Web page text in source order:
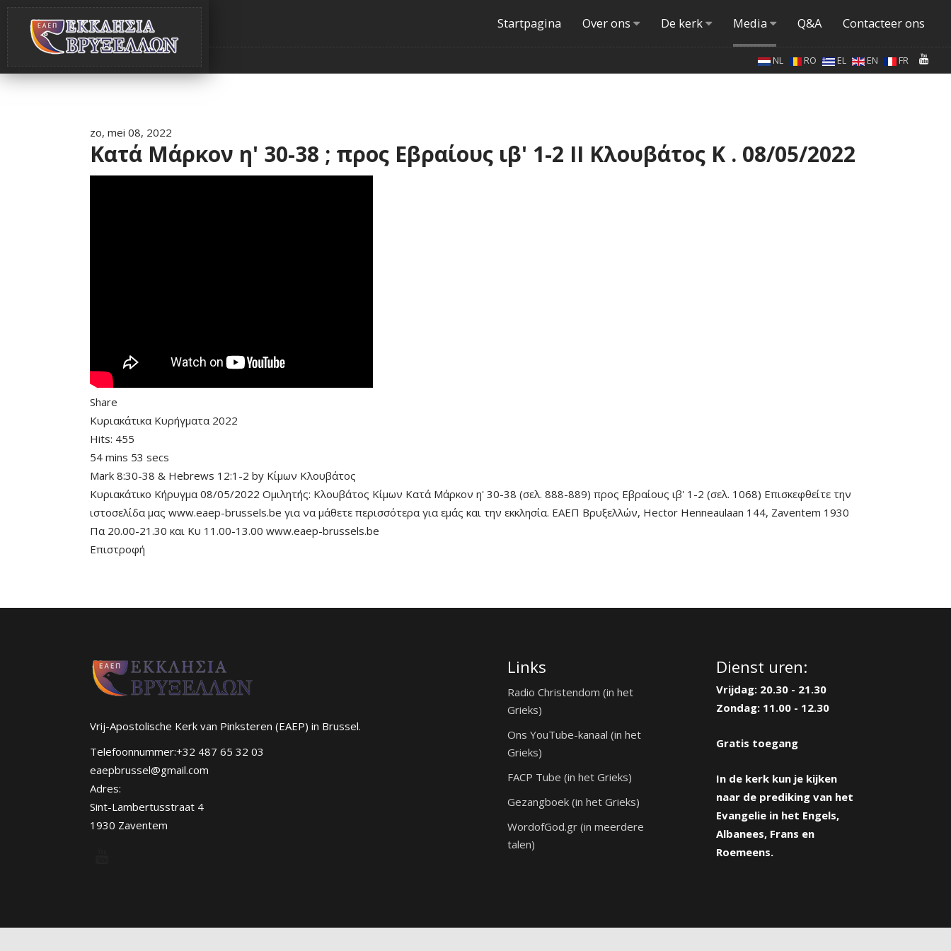
Startpagina Over ons De kerk Media Q&A Contacteer ons
NL RO EL EN FR
zo, mei 08, 2022
Κατά Μάρκον η' 30-38 ; προς Εβραίους ιβ' 1-2 ΙΙ Κλουβάτος Κ . 08/05/2022
Share
Κυριακάτικα Κυρήγματα 2022
Hits: 455
54 mins 53 secs
Mark 8:30-38 & Hebrews 12:1-2 by Κίμων Κλουβάτος
Κυριακάτικο Κήρυγμα 08/05/2022 Ομιλητής: Κλουβάτος Κίμων Κατά Μάρκον η' 30-38 (σελ. 888-889) προς Εβραίους ιβ' 1-2 (σελ. 1068) Επισκεφθείτε την
ιστοσελίδα μας www.eaep-brussels.be για να μάθετε περισσότερα για εμάς και την εκκλησία. ΕΑΕΠ Βρυξελλών, Hector Henneaulaan 144, Zaventem 1930
Πα 20.00-21.30 και Κυ 11.00-13.00 www.eaep-brussels.be
Επιστροφή
Vrij-Apostolische Kerk van Pinksteren (EAEP) in Brussel.
Telefoonnummer:+32 487 65 32 03
eaepbrussel@gmail.com
Adres:
Sint-Lambertusstraat 4
1930 Zaventem
Links
Radio Christendom (in het
Grieks)
Ons YouTube-kanaal (in het
Grieks)
FACP Tube (in het Grieks)
Gezangboek (in het Grieks)
WordofGod.gr (in meerdere
talen)
Dienst uren:
Vrijdag: 20.30 - 21.30
Zondag: 11.00 - 12.30
Gratis toegang
In de kerk kun je kijken
naar de prediking van het
Evangelie in het Engels,
Albanees, Frans en
Roemeens.